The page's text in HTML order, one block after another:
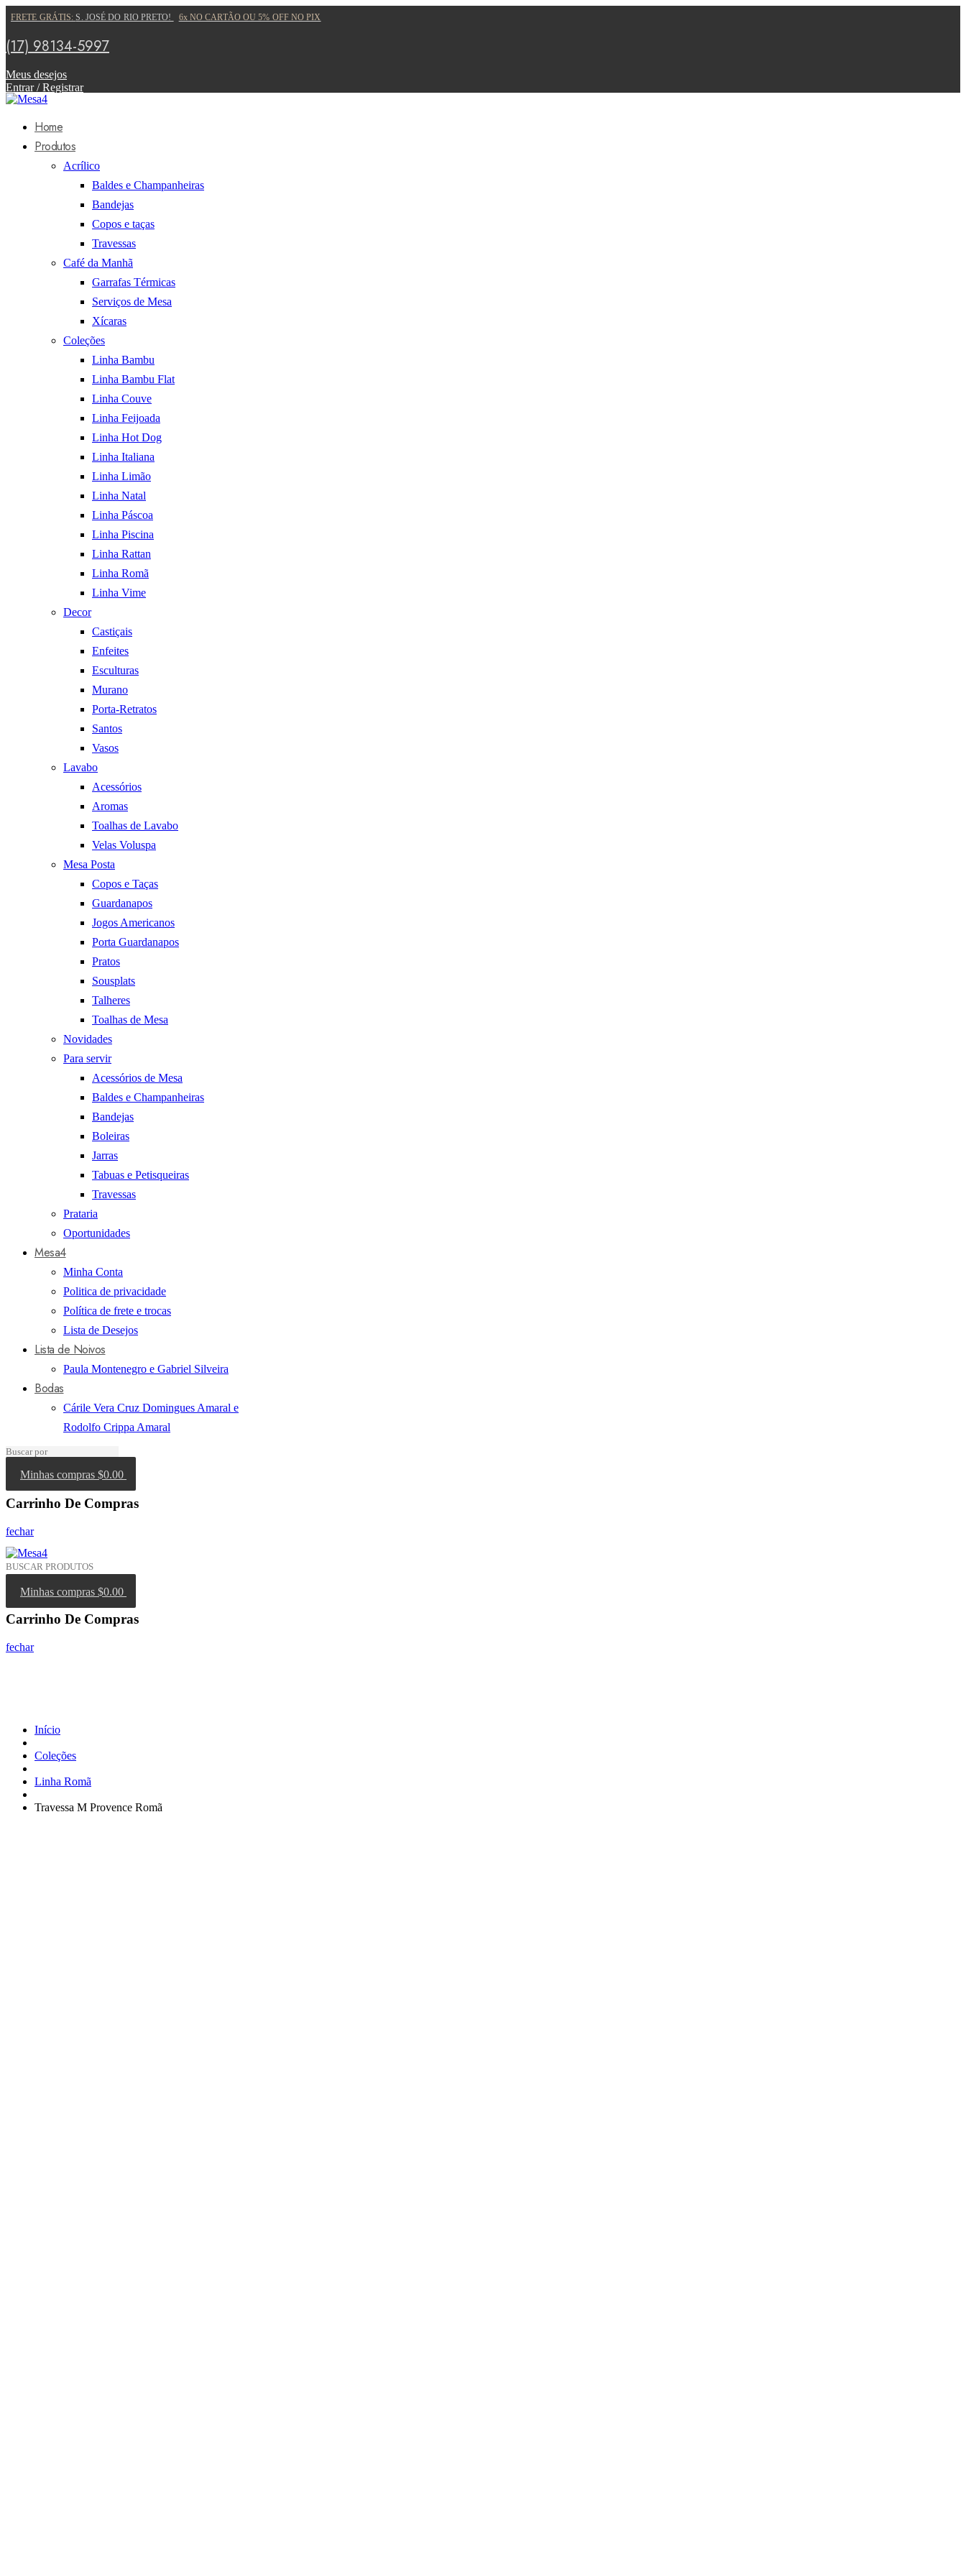
FRETE GRÁTIS:S. JOSÉ DO RIO PRETO! 6x NO CARTÃO OU 5% OFF NO PIX
(17) 98134-5997
Meus desejos
Entrar / Registrar
Home
Produtos
Acrílico
Baldes e Champanheiras
Bandejas
Copos e taças
Travessas
Café da Manhã
Garrafas Térmicas
Serviços de Mesa
Xícaras
Coleções
Linha Bambu
Linha Bambu Flat
Linha Couve
Linha Feijoada
Linha Hot Dog
Linha Italiana
Linha Limão
Linha Natal
Linha Páscoa
Linha Piscina
Linha Rattan
Linha Romã
Linha Vime
Decor
Castiçais
Enfeites
Esculturas
Murano
Porta-Retratos
Santos
Vasos
Lavabo
Acessórios
Aromas
Toalhas de Lavabo
Velas Voluspa
Mesa Posta
Copos e Taças
Guardanapos
Jogos Americanos
Porta Guardanapos
Pratos
Sousplats
Talheres
Toalhas de Mesa
Novidades
Para servir
Acessórios de Mesa
Baldes e Champanheiras
Bandejas
Boleiras
Jarras
Tabuas e Petisqueiras
Travessas
Prataria
Oportunidades
Mesa4
Minha Conta
Politica de privacidade
Política de frete e trocas
Lista de Desejos
Lista de Noivos
Paula Montenegro e Gabriel Silveira
Bodas
Cárile Vera Cruz Domingues Amaral e
Rodolfo Crippa Amaral
Minhas compras $0.00
Carrinho De Compras
fechar
Minhas compras $0.00
Carrinho De Compras
fechar
Início
Coleções
Linha Romã
Travessa M Provence Romã